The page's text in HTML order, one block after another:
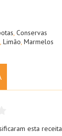
, Conservas
, Limão, Marmelos
esta receita